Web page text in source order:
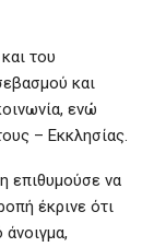
του
και
ενώ
– Εκκλησίας.
επιθυμούσε να
έκρινε ότι